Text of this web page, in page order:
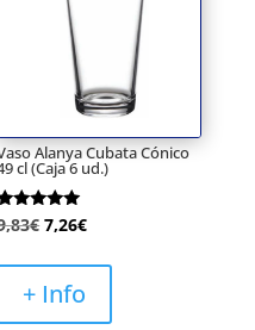
Alanya Cubata Cónico
cl (Caja 6 ud.)
5
€ El
original
era:
7,26€El
es:
+ Info